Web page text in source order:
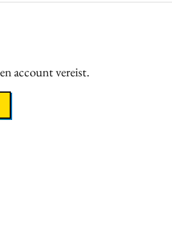
account vereist.